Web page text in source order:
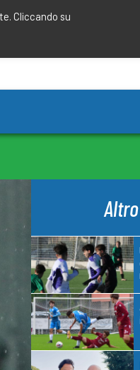
Cliccando su